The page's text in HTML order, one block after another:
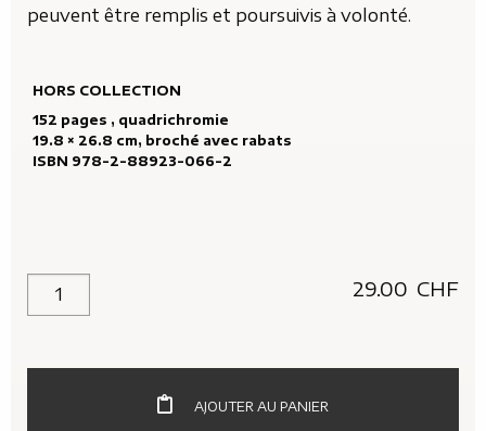
peuvent être remplis et poursuivis à volonté.
HORS COLLECTION
152 pages , quadrichromie
19.8 × 26.8 cm, broché avec rabats
ISBN 978-2-88923-066-2
quantité de Lettres d'amours infinies 29.00 CHF
AJOUTER AU PANIER